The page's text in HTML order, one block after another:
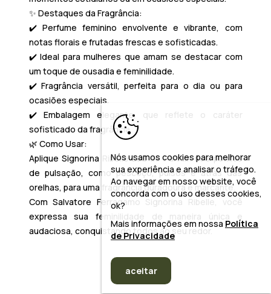
✨ Destaques da Fragrância:
✔️ Perfume feminino envolvente e vibrante, com
notas florais e frutadas frescas e sofisticadas.
✔️ Ideal para mulheres que amam se destacar com
um toque de ousadia e feminilidade.
✔️ Fragrância versátil, perfeita para o dia ou para
ocasiões especiais.
✔️ Embalagem elegante, que reflete o caráter
sofisticado da fragrância.
🌿 Como Usar:
Aplique Signorina Ribelle Eau de Parfumnos pontos
de pulsação, como pescoço, pulsos e atrás das
orelhas, para uma fragrância duradoura e marcante.
Com Salvatore Ferragamo Signorina Ribelle, você
expressa sua feminilidade de maneira única e
audaciosa, conquistando todos ao seu redor.
Nós usamos cookies para melhorar
sua experiência e analisar o tráfego.
Ao navegar em nosso website, você
concorda com o uso desses cookies,
ok?
Mais informações em nossa Política
de Privacidade
aceitar